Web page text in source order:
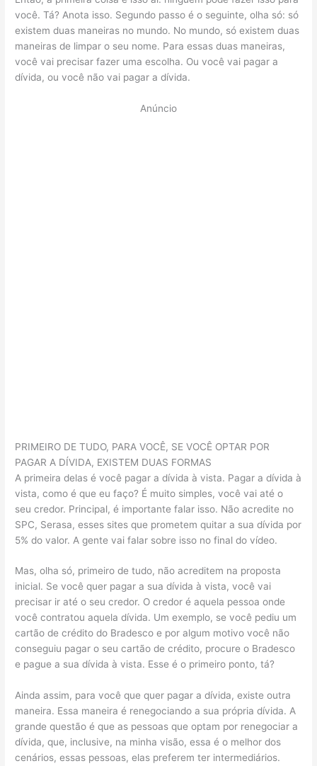
você. Tá? Anota isso. Segundo passo é o seguinte, olha só: só
existem duas maneiras no mundo. No mundo, só existem duas
maneiras de limpar o seu nome. Para essas duas maneiras,
você vai precisar fazer uma escolha. Ou você vai pagar a
dívida, ou você não vai pagar a dívida.
Anúncio
PRIMEIRO DE TUDO, PARA VOCÊ, SE VOCÊ OPTAR POR
PAGAR A DÍVIDA, EXISTEM DUAS FORMAS
A primeira delas é você pagar a dívida à vista. Pagar a dívida à
vista, como é que eu faço? É muito simples, você vai até o
seu credor. Principal, é importante falar isso. Não acredite no
SPC, Serasa, esses sites que prometem quitar a sua dívida por
5% do valor. A gente vai falar sobre isso no final do vídeo.
Mas, olha só, primeiro de tudo, não acreditem na proposta
inicial. Se você quer pagar a sua dívida à vista, você vai
precisar ir até o seu credor. O credor é aquela pessoa onde
você contratou aquela dívida. Um exemplo, se você pediu um
cartão de crédito do Bradesco e por algum motivo você não
conseguiu pagar o seu cartão de crédito, procure o Bradesco
e pague a sua dívida à vista. Esse é o primeiro ponto, tá?
Ainda assim, para você que quer pagar a dívida, existe outra
maneira. Essa maneira é renegociando a sua própria dívida. A
grande questão é que as pessoas que optam por renegociar a
dívida, que, inclusive, na minha visão, essa é o melhor dos
cenários, essas pessoas, elas preferem ter intermediários.